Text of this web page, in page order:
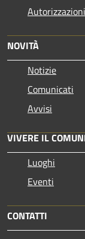
Autorizzazioni
NOVITÀ
Notizie
Comunicati
Avvisi
VIVERE IL
Luoghi
Eventi
CONTATTI